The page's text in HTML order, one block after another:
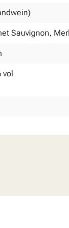
Sauvignon,
vol